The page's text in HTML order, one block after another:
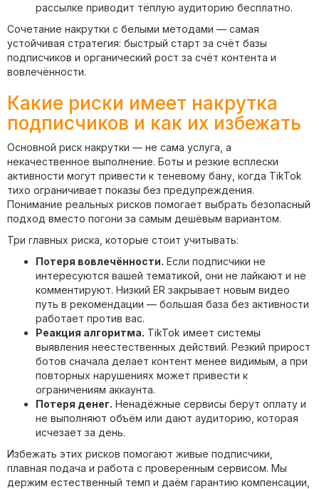
рассылке приводит тёплую аудиторию бесплатно.
Сочетание накрутки с белыми методами — самая
устойчивая стратегия: быстрый старт за счёт базы
подписчиков и органический рост за счёт контента и
вовлечённости.
Какие риски имеет накрутка
подписчиков и как их избежать
Основной риск накрутки — не сама услуга, а
некачественное выполнение. Боты и резкие всплески
активности могут привести к теневому бану, когда TikTok
тихо ограничивает показы без предупреждения.
Понимание реальных рисков помогает выбрать безопасный
подход вместо погони за самым дешёвым вариантом.
Три главных риска, которые стоит учитывать:
Потеря вовлечённости. Если подписчики не
интересуются вашей тематикой, они не лайкают и не
комментируют. Низкий ER закрывает новым видео
путь в рекомендации — большая база без активности
работает против вас.
Реакция алгоритма. TikTok имеет системы
выявления неестественных действий. Резкий прирост
ботов сначала делает контент менее видимым, а при
повторных нарушениях может привести к
ограничениям аккаунта.
Потеря денег. Ненадёжные сервисы берут оплату и
не выполняют объём или дают аудиторию, которая
исчезает за день.
Избежать этих рисков помогают живые подписчики,
плавная подача и работа с проверенным сервисом. Мы
держим естественный темп и даём гарантию компенсации,